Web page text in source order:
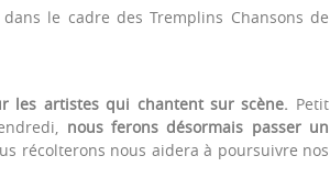
le cadre des Tremplins Chansons de
les artistes qui chantent sur scène. Petit
nous ferons désormais passer un
récolterons nous aidera à poursuivre nos